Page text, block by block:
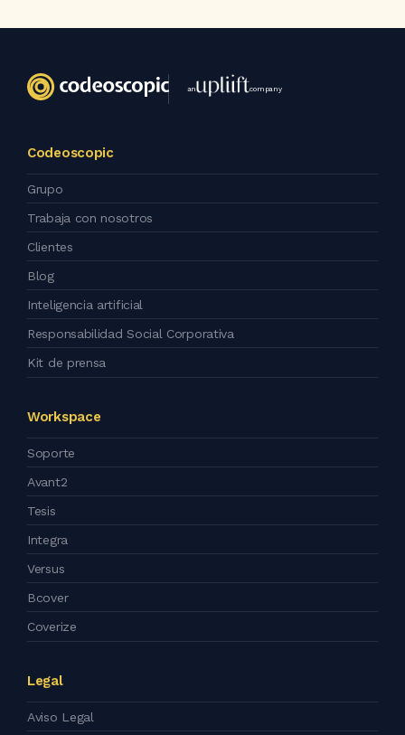
an company
Codeoscopic
Grupo
Trabaja con nosotros
Clientes
Blog
Inteligencia artificial
Responsabilidad Social Corporativa
Kit de prensa
Workspace
Soporte
Avant2
Tesis
Integra
Versus
Bcover
Coverize
Legal
Aviso Legal